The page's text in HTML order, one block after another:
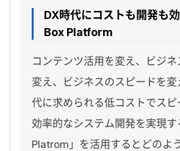
DX時代にコストも開発も
Box Platform
コンテンツ活用を変え、ビジネ
変え、ビジネスのスピードを変
代に求められる低コストでスピ
効率的なシステム開発を実現す
Platrom」を活用するとどのよ